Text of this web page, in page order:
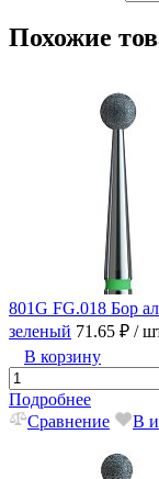
Похожие
801G FG.018 Бор
зеленый 71.65 ₽ /
В корзину
Подробнее
Сравнение
В